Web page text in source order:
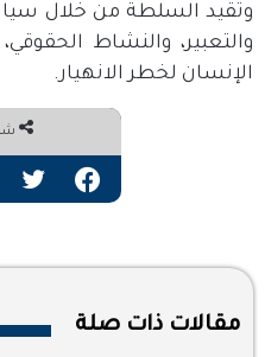
وتقيد السلطة من خلال
والتعبير، والنشاط
الإنسان لخطر الانهيار.
فيسبوك تويتر
مقالات ذات صلة